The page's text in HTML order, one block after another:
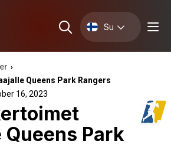
Su
›
Queens Park Rangers
16, 2023
Park